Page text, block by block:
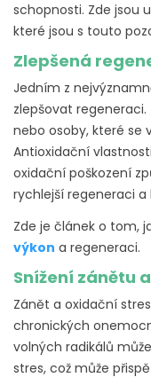
schopnosti. Zde jsou
které jsou s touto
Zlepšená
Jedním z
zlepšovat
nebo osoby, které se
Antioxidační
oxidační poškození
rychlejší regeneraci a
Zde je článek o tom,
výkon a regeneraci.
Snížení zánětu
Zánět a oxidační
chronických
volných radikálů
stres, což může